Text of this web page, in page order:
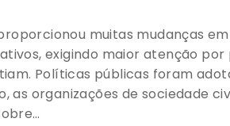
muitas mudanças em
exigindo maior atenção
Políticas públicas foram
as organizações de sociedade